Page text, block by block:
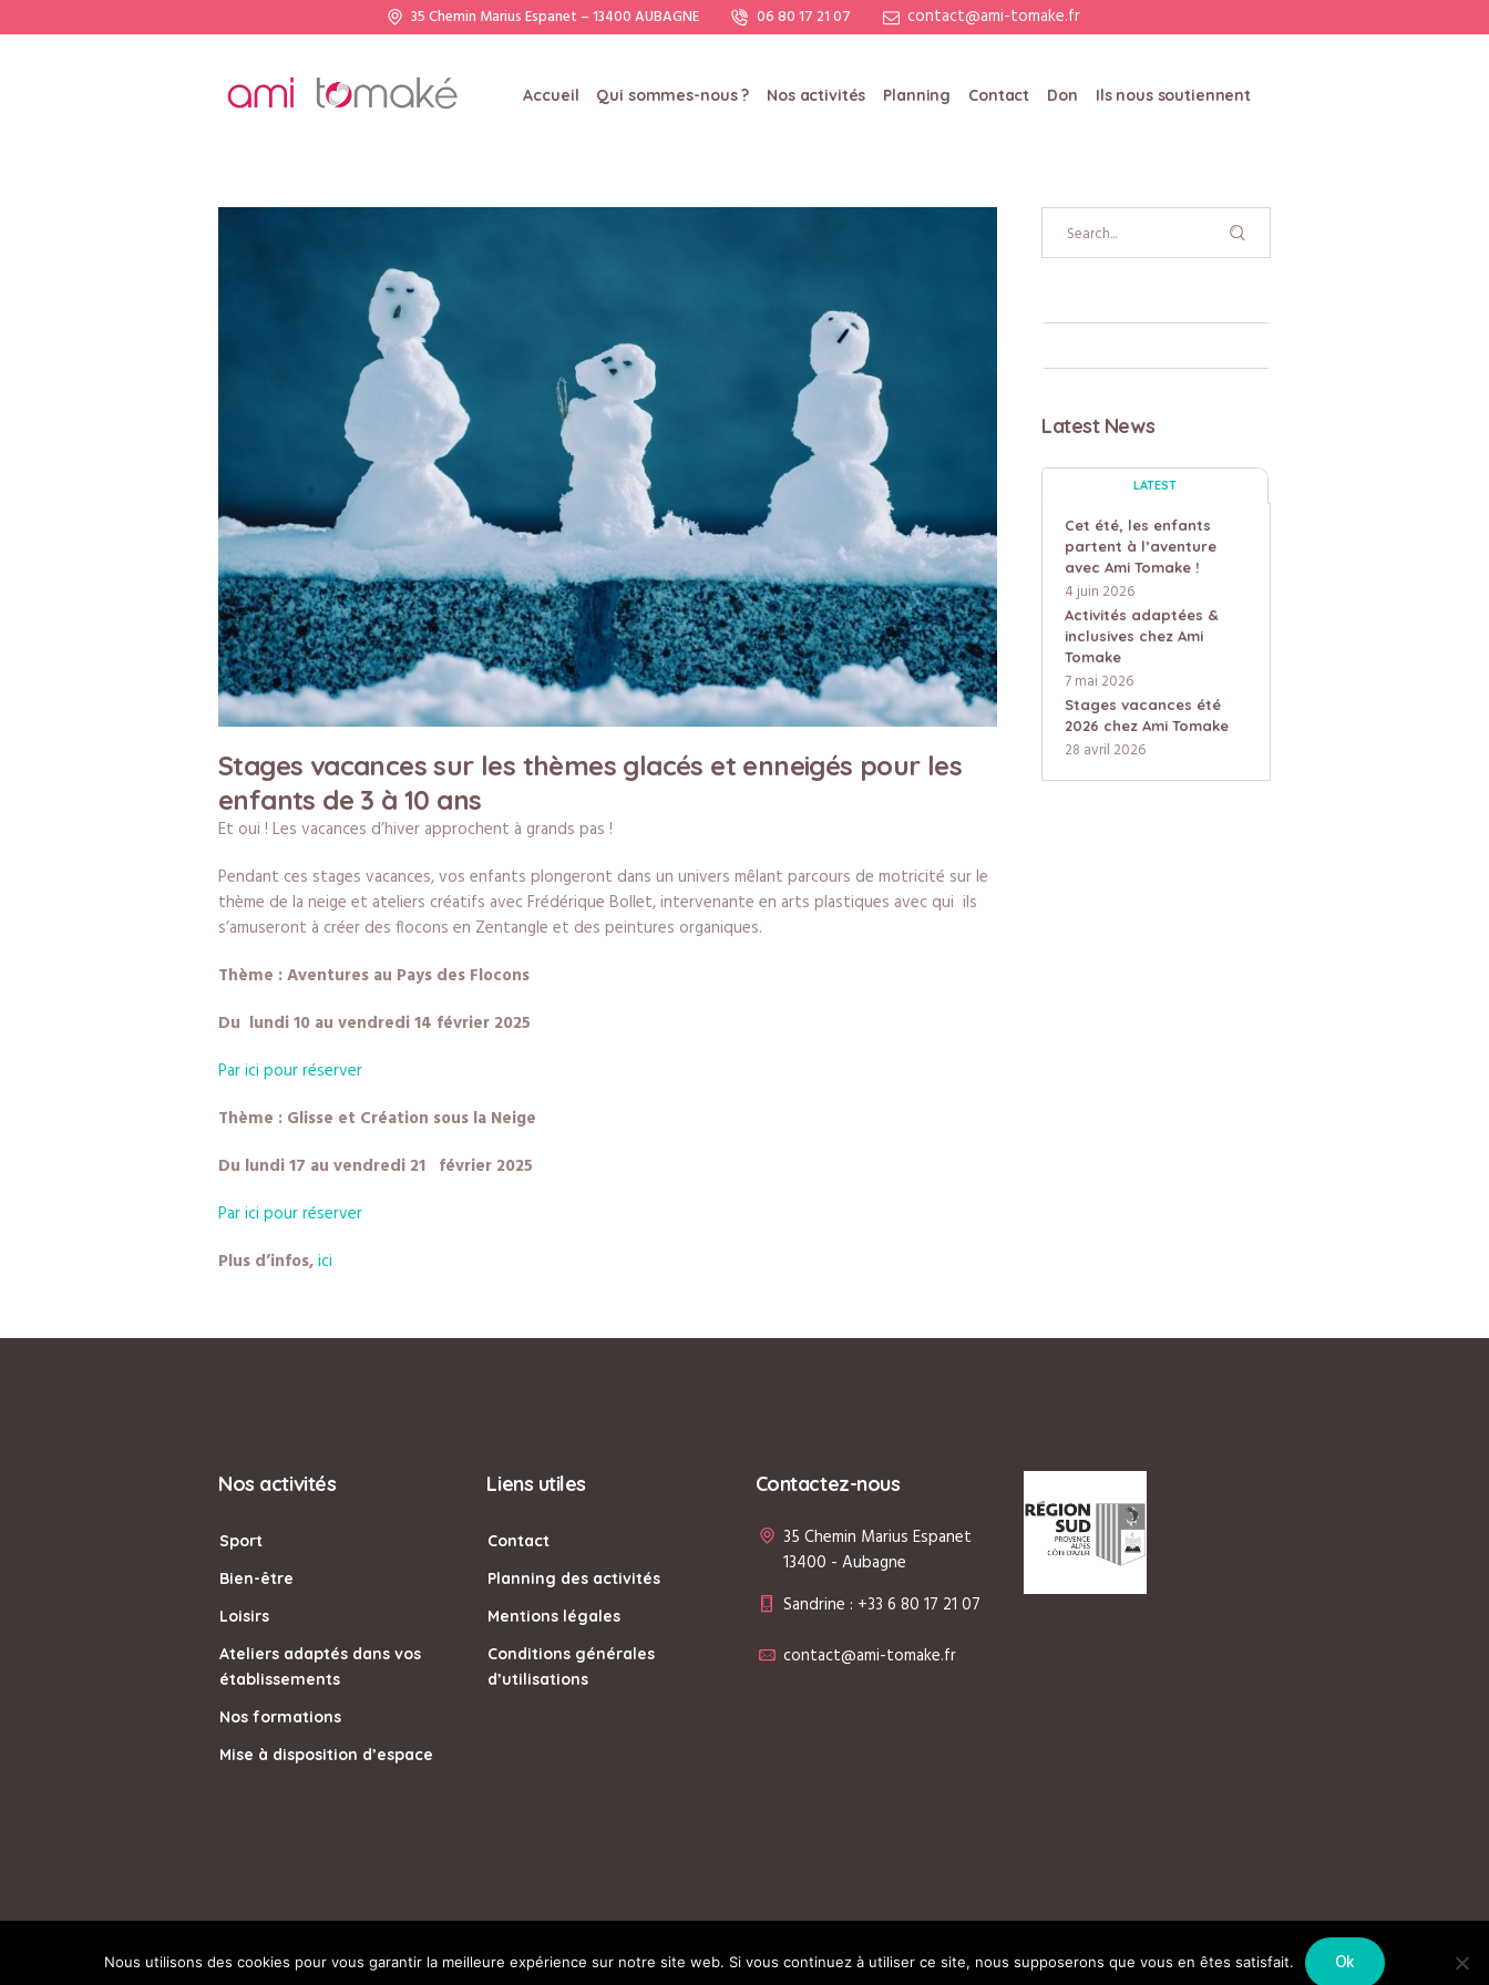
35 Chemin Marius Espanet – 13400 AUBAGNE 06 80 17 21 07 contact@ami-tomake.fr
Accueil Qui sommes-nous ? Nos activités Planning Contact Don Ils nous soutiennent
Stages vacances sur les thèmes glacés et enneigés pour les
enfants de 3 à 10 ans
Et oui ! Les vacances d’hiver approchent à grands pas !
Pendant ces stages vacances, vos enfants plongeront dans un univers mêlant parcours de motricité sur le
thème de la neige et ateliers créatifs avec Frédérique Bollet, intervenante en arts plastiques avec qui ils
s’amuseront à créer des flocons en Zentangle et des peintures organiques.
Thème : Aventures au Pays des Flocons
Du lundi 10 au vendredi 14 février 2025
Par ici pour réserver
Thème : Glisse et Création sous la Neige
Du lundi 17 au vendredi 21 février 2025
Par ici pour réserver
Plus d’infos,ici
Latest News
LATEST
Cet été, les enfants
partent à l’aventure
avec Ami Tomake !
4 juin 2026
Activités adaptées &
inclusives chez Ami
Tomake
7 mai 2026
Stages vacances été
2026 chez Ami Tomake
28 avril 2026
Nos activités
Sport
Bien-être
Loisirs
Ateliers adaptés dans vos
établissements
Nos formations
Mise à disposition d’espace
Liens utiles
Contact
Planning des activités
Mentions légales
Conditions générales
d’utilisations
Contactez-nous
35 Chemin Marius Espanet
13400 - Aubagne
Sandrine : +33 6 80 17 21 07
contact@ami-tomake.fr
© 2026 - Ami Tomake
Nous utilisons des cookies pour vous garantir la meilleure expérience sur notre site web. Si vous continuez à utiliser ce site, nous supposerons que vous en êtes satisfait. Ok